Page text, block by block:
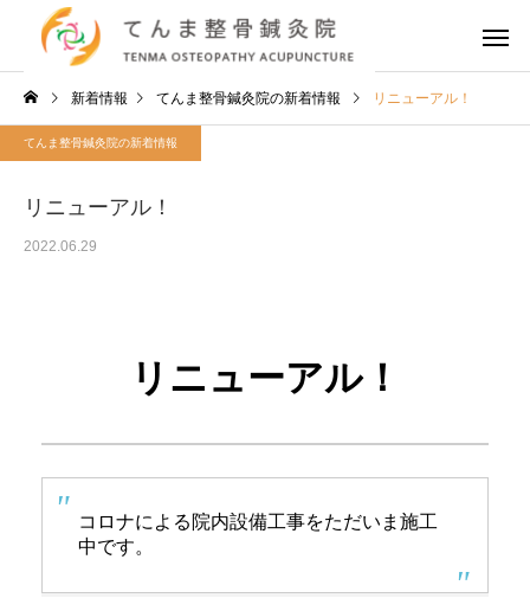
新着情報 てんま整骨鍼灸院の新着情報 リニューアル！
てんま整骨鍼灸院の新着情報
リニューアル！
2022.06.29
リニューアル！
コロナによる院内設備工事をただいま施工
中です。